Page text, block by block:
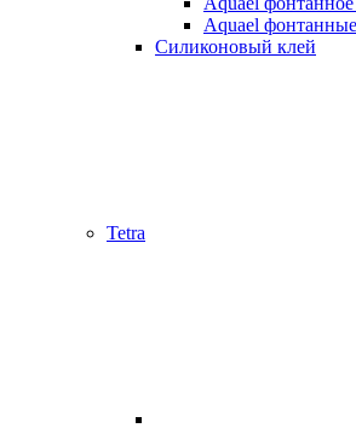
Aquael
Силиконовый клей
Tetra